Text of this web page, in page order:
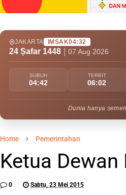
JAKARTA IMSAK04:32
24 Ṣafar 1448 07 Aug 2026
SUBUH
04:42
TERBIT
06:02
Dunia hanya
Home Pemerintahan
Ketua
0 Sabtu, 23 Mei 2015